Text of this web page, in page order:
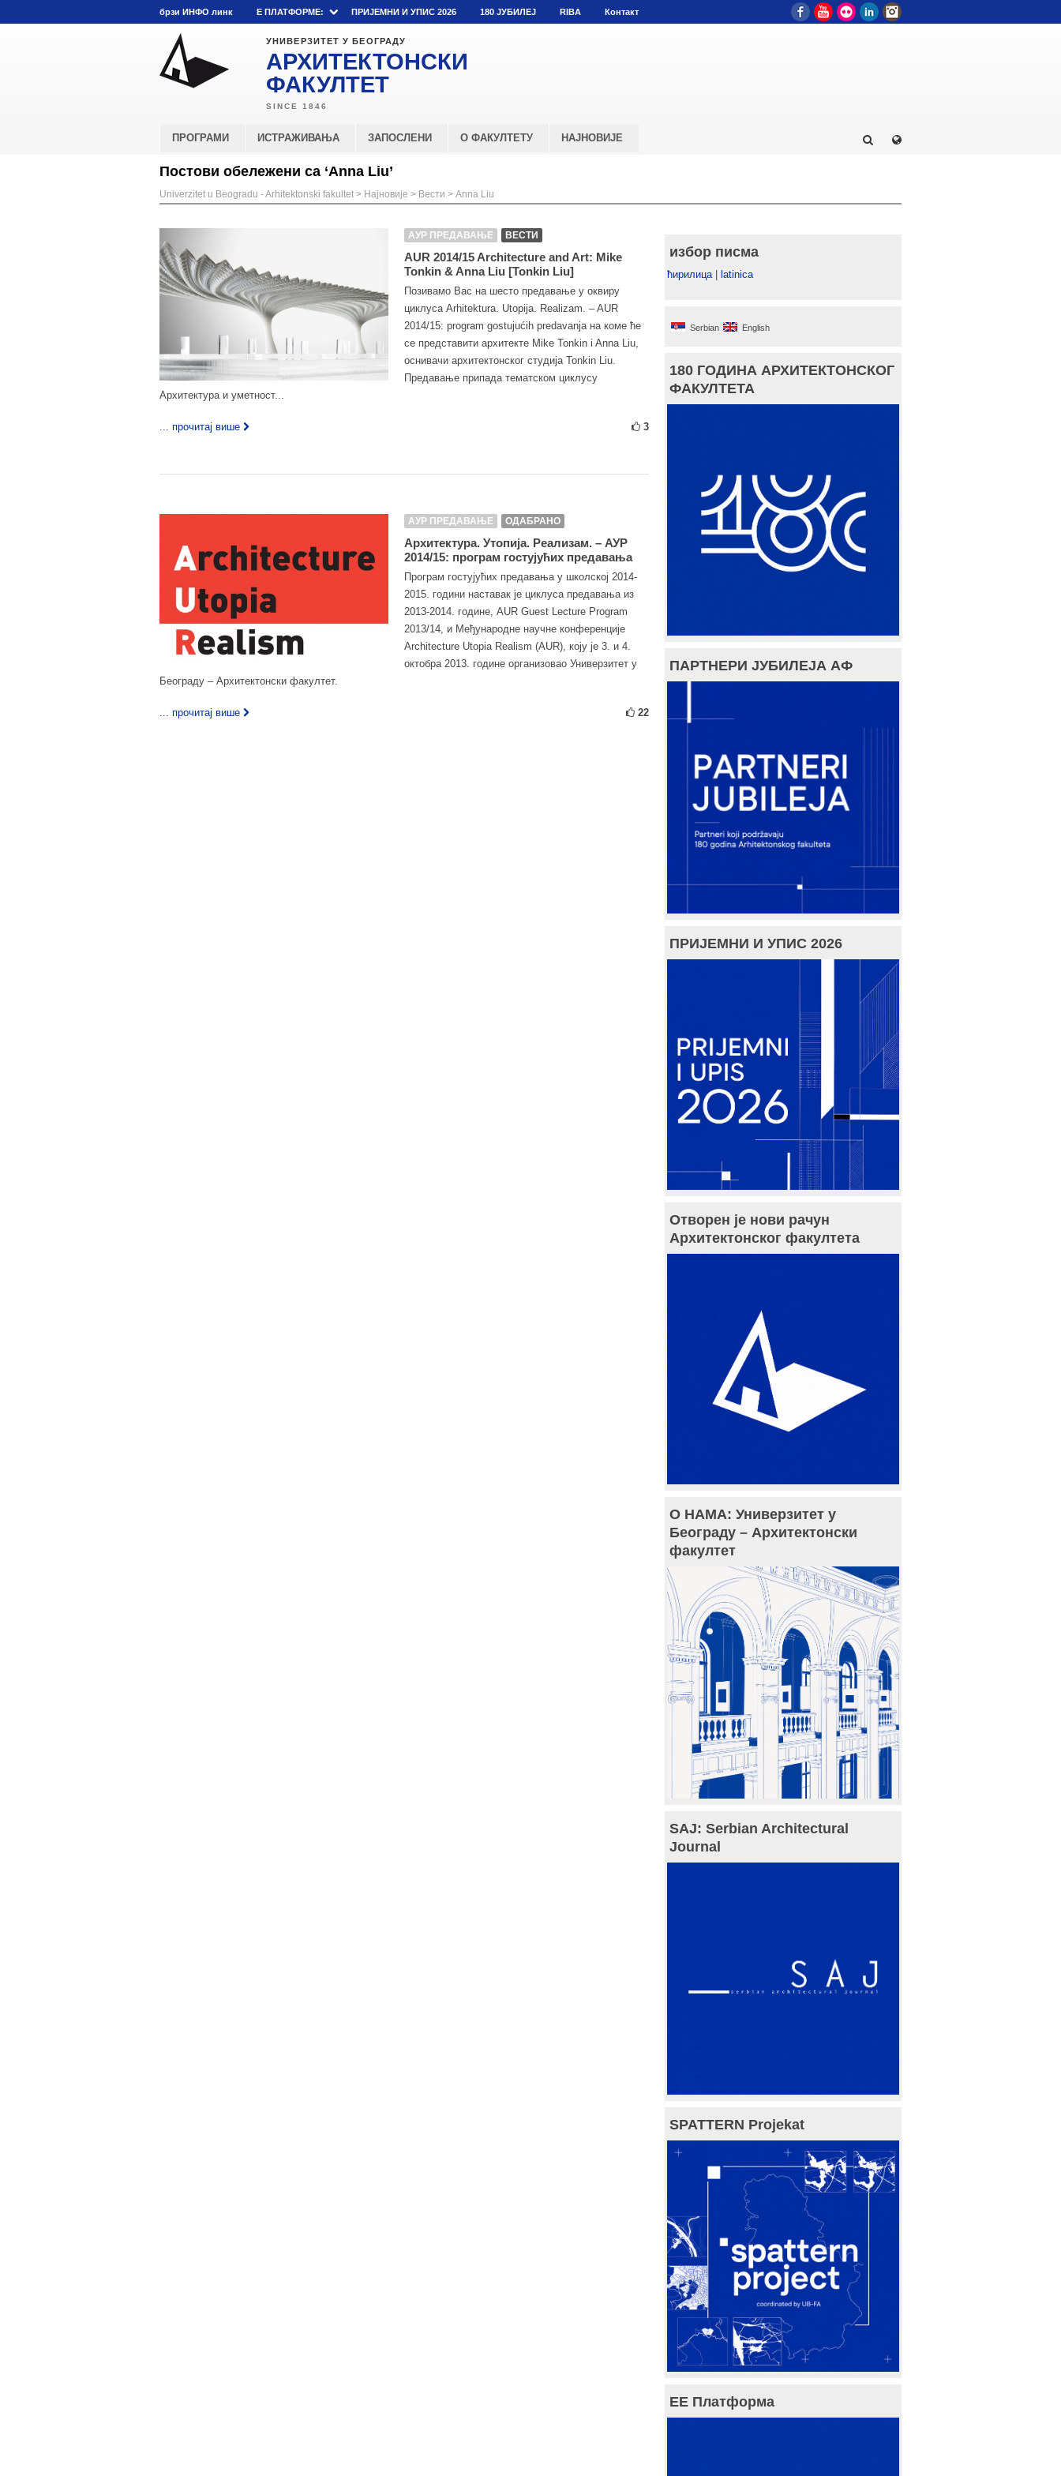
брзи ИНФО линк E ПЛАТФОРМЕ: ПРИЈЕМНИ И УПИС 2026 180 ЈУБИЛЕЈ RIBA Контакт FacebookYouTube
Flickr LinkedIn
УНИВЕРЗИТЕТ У БЕОГРАДУ
АРХИТЕКТОНСКИ
ФАКУЛТЕТ
ПРОГРАМИ ИСТРАЖИВАЊА ЗАПОСЛЕНИ О ФАКУЛТЕТУ НАЈНОВИЈЕ
Постови обележени са ‘Anna Liu’
Univerzitet u Beogradu - Arhitektonski fakultet > Најновије > Вести > Anna Liu
АУР ПРЕДАВАЊЕ ВЕСТИ
AUR 2014/15 Architecture and Art: Mike
Tonkin & Anna Liu [Tonkin Liu]
Позивамо Вас на шесто предавање у оквиру
циклуса Arhitektura. Utopija. Realizam. – AUR
2014/15: program gostujućih predavanja на коме ће
се представити архитекте Mike Tonkin i Anna Liu,
оснивачи архитектонског студија Tonkin Liu.
Предавање припада тематском циклусу
Архитектура и уметност...
... прочитај више 3
АУР ПРЕДАВАЊЕ ОДАБРАНО
Архитектура. Утопија. Реализам. – АУР
2014/15: програм гостујућих предавања
Програм гостујућих предавања у школској 2014-
2015. години наставак је циклуса предавања из
2013-2014. године, AUR Guest Lecture Program
2013/14, и Међународне научне конференције
Architecture Utopia Realism (AUR), коју је 3. и 4.
октобра 2013. године организовао Универзитет у
Београду – Архитектонски факултет.
... прочитај више 22
избор писма
ћирилица| latinica
Serbian English
180 ГОДИНА АРХИТЕКТОНСКОГ
ФАКУЛТЕТА
ПАРТНЕРИ ЈУБИЛЕЈА АФ
ПРИЈЕМНИ И УПИС 2026
Отворен је нови рачун
Архитектонског факултета
О НАМА: Универзитет у
Београду – Архитектонски
факултет
SAJ: Serbian Architectural
Journal
SPATTERN Projekat
ЕЕ Платформа